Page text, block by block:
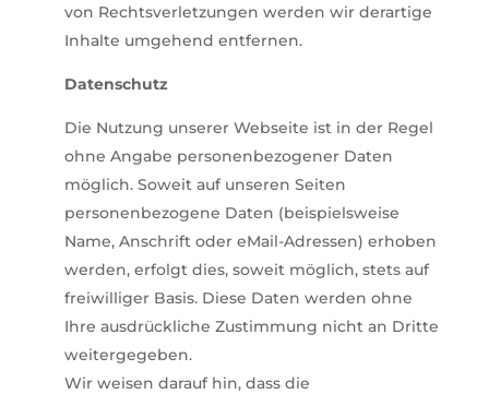
von Rechtsverletzungen werden wir derartige
Inhalte umgehend entfernen.
Datenschutz
Die Nutzung unserer Webseite ist in der Regel
ohne Angabe personenbezogener Daten
möglich. Soweit auf unseren Seiten
personenbezogene Daten (beispielsweise
Name, Anschrift oder eMail-Adressen) erhoben
werden, erfolgt dies, soweit möglich, stets auf
freiwilliger Basis. Diese Daten werden ohne
Ihre ausdrückliche Zustimmung nicht an Dritte
weitergegeben.
Wir weisen darauf hin, dass die